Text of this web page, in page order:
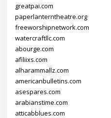
greatpai.com
paperlanterntheatre.org
freeworshipnetwork.com
watercraftllc.com
abourge.com
afiliixs.com
alharammallz.com
americanbulletins.com
asespares.com
arabianstime.com
atticabblues.com